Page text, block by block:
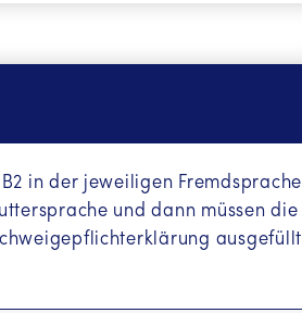
in der jeweiligen Fremdsprache
und dann müssen die
ausgefüllt